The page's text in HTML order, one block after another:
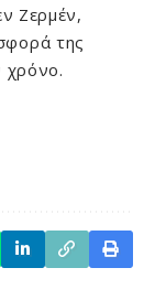
Ζερμέν,
της
χρόνο.